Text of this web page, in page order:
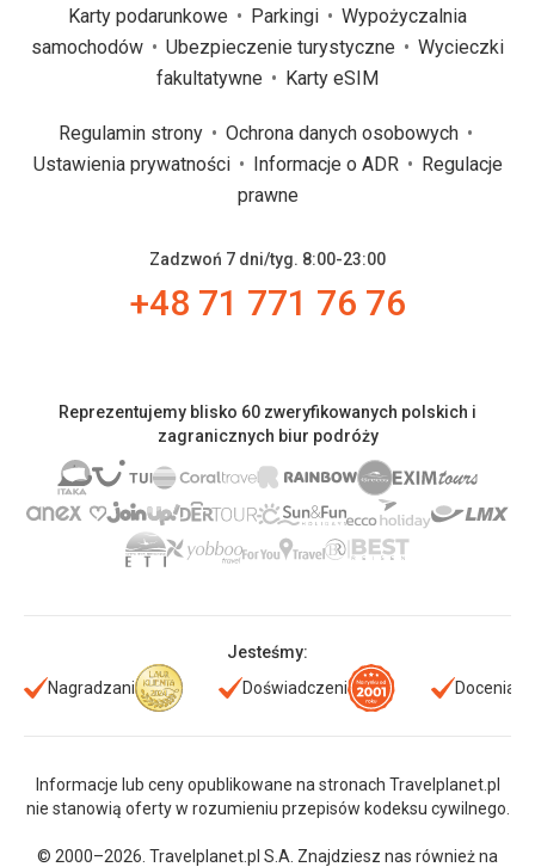
Karty podarunkowe Parkingi
Wypożyczalnia
samochodów
Ubezpieczenie turystyczne
Wycieczki
fakultatywne
Karty eSIM
Regulamin strony
Ochrona danych osobowych
Ustawienia prywatności
Informacje o ADR
Regulacje
prawne
Zadzwoń 7 dni/tyg. 8:00-23:00
+48 71 771 76 76
Reprezentujemy blisko 60 zweryfikowanych polskich i
zagranicznych biur podróży
Jesteśmy:
Nagradzani
Doświadczeni Doceniani
Informacje lub ceny opublikowane na stronach Travelplanet.pl
nie stanowią oferty w rozumieniu przepisów kodeksu cywilnego.
© 2000–2026. Travelplanet.pl S.A. Znajdziesz nas również na